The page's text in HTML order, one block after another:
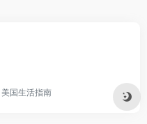
美国生活指南